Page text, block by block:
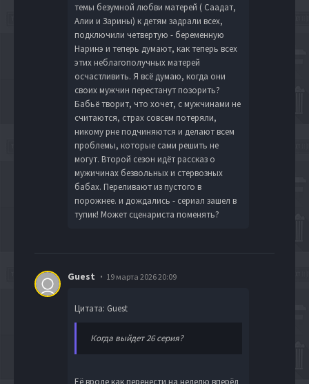
темы безумной любви матерей ( Саадат,
Алии и Зарины) к детям задрали всех,
подключили четвертую - беременную
Наринэ и теперь думают, как теперь всех
этих неблагополучных матерей
осчастливить. Я всё думаю, когда они
своих мужчин перестанут позорить?
Бабьё творит, что хочет, с мужчинами не
считаются, страх совсем потеряли,
никому рне подчиняются и делают всем
проблемы, которые сами решить не
могут. Второй сезон идёт рассказ о
мужичинах безвольных и стервозных
бабах. Переливают из пустого в
порожнее. и дождались - сериал зашел в
тупик! Может сценариста поменять?
Guest 19 марта 2026 20:09
Цитата: Guest
Когда выйдет 26 серия?
Её вроде как перенести на неделю вперёд